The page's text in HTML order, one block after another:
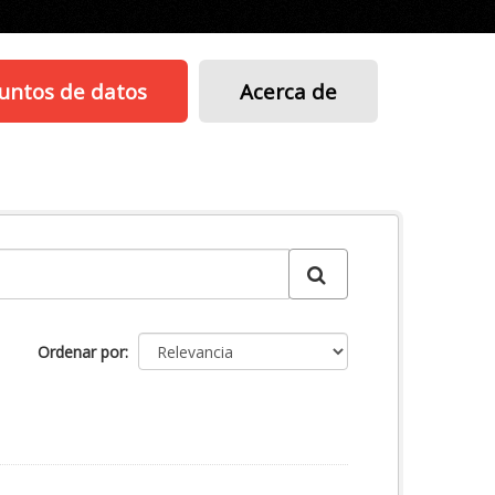
de datos Acerca de
Ordenar por